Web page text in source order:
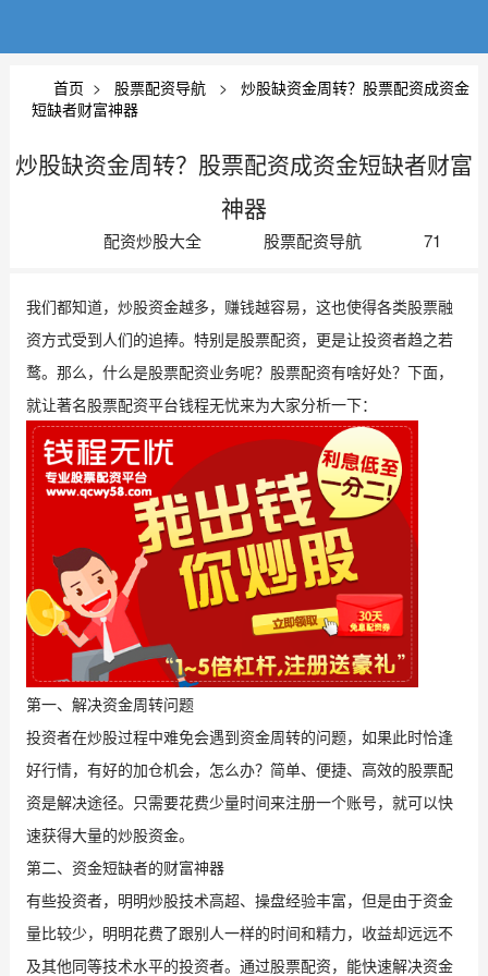
首页 > 股票配资导航 >
炒股缺资金周转？股票配资成资金
短缺者财富神器
炒股缺资金周转？股票配资成资金短缺者财富
神器
配资炒股大全 股票配资导航 71
我们都知道，炒股资金越多，赚钱越容易，这也使得各类股票融
资方式受到人们的追捧。特别是股票配资，更是让投资者趋之若
鹜。那么，什么是股票配资业务呢？股票配资有啥好处？下面，
就让著名股票配资平台钱程无忧来为大家分析一下：
第一、解决资金周转问题
投资者在炒股过程中难免会遇到资金周转的问题，如果此时恰逢
好行情，有好的加仓机会，怎么办？简单、便捷、高效的股票配
资是解决途径。只需要花费少量时间来注册一个账号，就可以快
速获得大量的炒股资金。
第二、资金短缺者的财富神器
有些投资者，明明炒股技术高超、操盘经验丰富，但是由于资金
量比较少，明明花费了跟别人一样的时间和精力，收益却远远不
及其他同等技术水平的投资者。通过股票配资，能快速解决资金